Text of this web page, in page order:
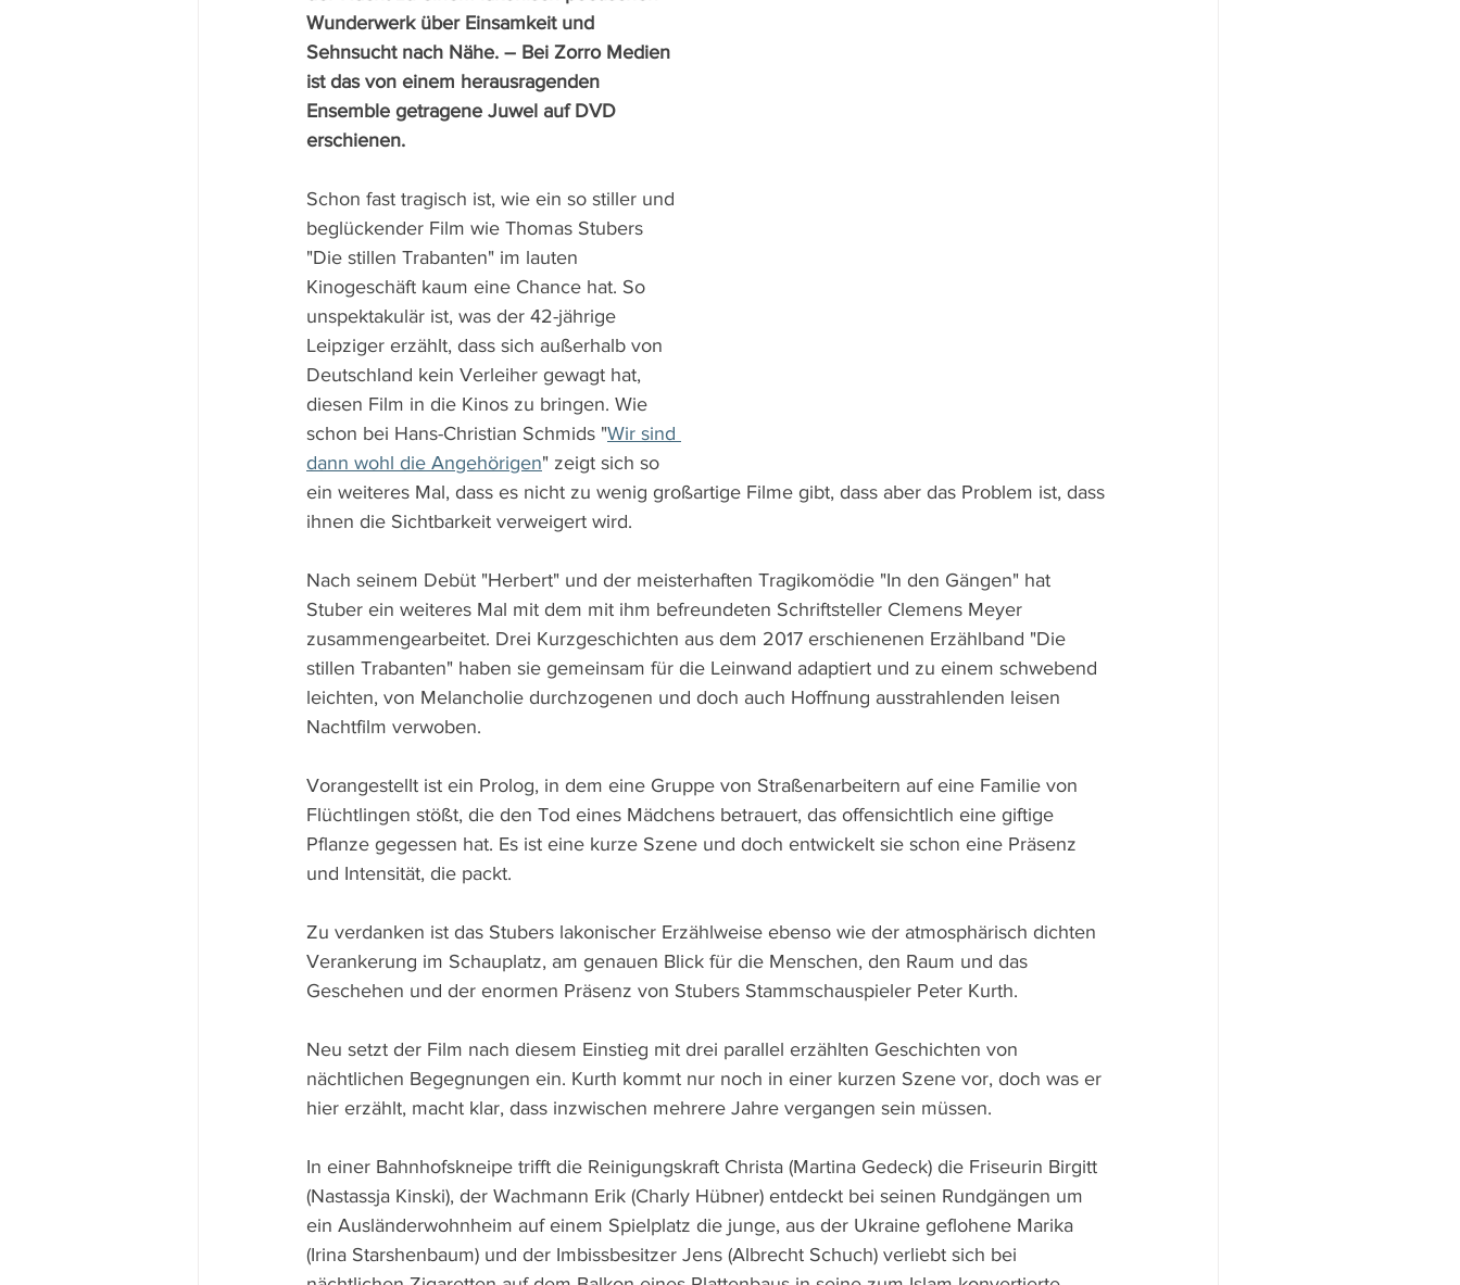
Wunderwerk über Einsamkeit und
Sehnsucht nach Nähe. – Bei Zorro Medien
ist das von einem herausragenden
Ensemble getragene Juwel auf DVD
erschienen.
Schon fast tragisch ist, wie ein so stiller und
beglückender Film wie Thomas Stubers
"Die stillen Trabanten" im lauten
Kinogeschäft kaum eine Chance hat. So
unspektakulär ist, was der 42-jährige
Leipziger erzählt, dass sich außerhalb von
Deutschland kein Verleiher gewagt hat,
diesen Film in die Kinos zu bringen. Wie
schon bei Hans-Christian Schmids "Wir sind
dann wohl die Angehörigen" zeigt sich so
ein weiteres Mal, dass es nicht zu wenig großartige Filme gibt, dass aber das Problem ist, dass
ihnen die Sichtbarkeit verweigert wird.
Nach seinem Debüt "Herbert" und der meisterhaften Tragikomödie "In den Gängen" hat
Stuber ein weiteres Mal mit dem mit ihm befreundeten Schriftsteller Clemens Meyer
zusammengearbeitet. Drei Kurzgeschichten aus dem 2017 erschienenen Erzählband "Die
stillen Trabanten" haben sie gemeinsam für die Leinwand adaptiert und zu einem schwebend
leichten, von Melancholie durchzogenen und doch auch Hoffnung ausstrahlenden leisen
Nachtfilm verwoben.
Vorangestellt ist ein Prolog, in dem eine Gruppe von Straßenarbeitern auf eine Familie von
Flüchtlingen stößt, die den Tod eines Mädchens betrauert, das offensichtlich eine giftige
Pflanze gegessen hat. Es ist eine kurze Szene und doch entwickelt sie schon eine Präsenz
und Intensität, die packt.
Zu verdanken ist das Stubers lakonischer Erzählweise ebenso wie der atmosphärisch dichten
Verankerung im Schauplatz, am genauen Blick für die Menschen, den Raum und das
Geschehen und der enormen Präsenz von Stubers Stammschauspieler Peter Kurth.
Neu setzt der Film nach diesem Einstieg mit drei parallel erzählten Geschichten von
nächtlichen Begegnungen ein. Kurth kommt nur noch in einer kurzen Szene vor, doch was er
hier erzählt, macht klar, dass inzwischen mehrere Jahre vergangen sein müssen.
In einer Bahnhofskneipe trifft die Reinigungskraft Christa (Martina Gedeck) die Friseurin Birgitt
(Nastassja Kinski), der Wachmann Erik (Charly Hübner) entdeckt bei seinen Rundgängen um
ein Ausländerwohnheim auf einem Spielplatz die junge, aus der Ukraine geflohene Marika
(Irina Starshenbaum) und der Imbissbesitzer Jens (Albrecht Schuch) verliebt sich bei